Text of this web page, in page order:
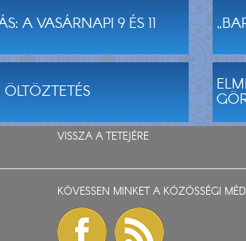
A VASÁRNAPI 9 ÉS 11
VISSZA A TETEJÉRE
KÖVESSEN MINKET A KÖZÖSSÉGI